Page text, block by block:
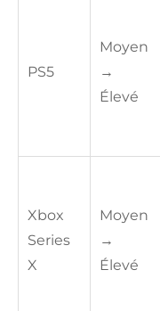
PS5
Moyen
→
Élevé
Xbox
Series
X
Moyen
→
Élevé